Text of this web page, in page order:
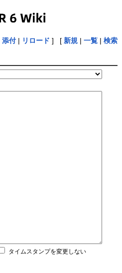
添付| リロード ] [ 新規| 一覧| 検索
タイムスタンプを変更しない